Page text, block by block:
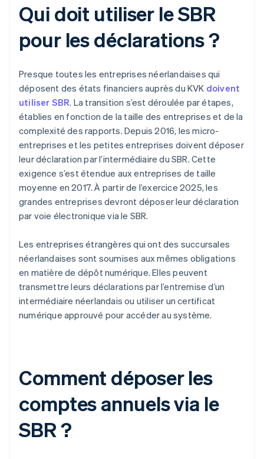
Qui doit utiliser le SBR
pour les déclarations ?
Presque toutes les entreprises néerlandaises qui
déposent des états financiers auprès du KVK doivent
utiliser SBR. La transition s’est déroulée par étapes,
établies en fonction de la taille des entreprises et de la
complexité des rapports. Depuis 2016, les micro-
entreprises et les petites entreprises doivent déposer
leur déclaration par l’intermédiaire du SBR. Cette
exigence s’est étendue aux entreprises de taille
moyenne en 2017. À partir de l’exercice 2025, les
grandes entreprises devront déposer leur déclaration
par voie électronique via le SBR.
Les entreprises étrangères qui ont des succursales
néerlandaises sont soumises aux mêmes obligations
en matière de dépôt numérique. Elles peuvent
transmettre leurs déclarations par l’entremise d’un
intermédiaire néerlandais ou utiliser un certificat
numérique approuvé pour accéder au système.
Comment déposer les
comptes annuels via le
SBR ?